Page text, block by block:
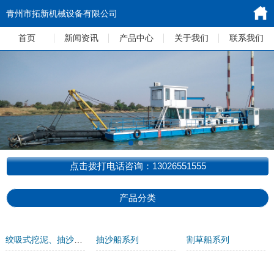
青州市拓新机械设备有限公司
首页 新闻资讯 产品中心 关于我们 联系我们
点击拨打电话咨询：13026551555
产品分类
绞吸式挖泥、抽沙船系列 抽沙船系列 割草船系列